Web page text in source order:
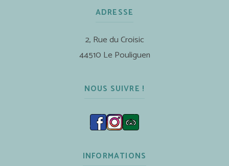
ADRESSE
2, Rue du Croisic
44510 Le Pouliguen
NOUS SUIVRE !
INFORMATIONS